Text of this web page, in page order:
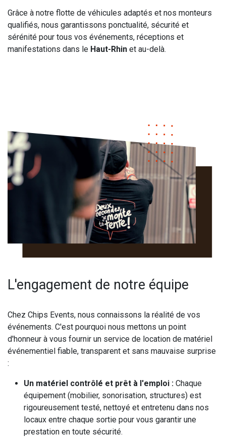
Grâce à notre flotte de véhicules adaptés et nos monteurs
qualifiés, nous garantissons ponctualité, sécurité et
sérénité pour tous vos événements, réceptions et
manifestations dans le Haut-Rhin et au-delà.
L'engagement de notre équipe
Chez Chips Events, nous connaissons la réalité de vos
événements. C'est pourquoi nous mettons un point
d'honneur à vous fournir un service de location de matériel
événementiel fiable, transparent et sans mauvaise surprise
:
Un matériel contrôlé et prêt à l'emploi : Chaque
équipement (mobilier, sonorisation, structures) est
rigoureusement testé, nettoyé et entretenu dans nos
locaux entre chaque sortie pour vous garantir une
prestation en toute sécurité.